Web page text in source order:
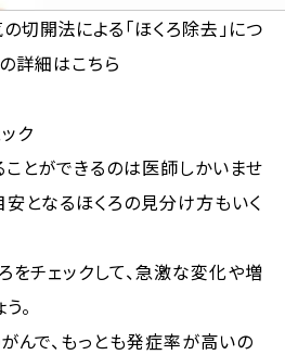
開法による「ほくろ除去」につ
詳細はこちら
ク
とができるのは医師しかいませ
となるほくろの見分け方もいく
チェックして、急激な変化や増
。
んで、もっとも発症率が高いの